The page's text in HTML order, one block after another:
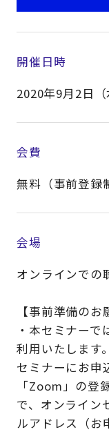
開催日時
2020年9月2日
会費
無料（事前登録
会場
オンラインでの
【事前準備のお
・本セミナー
利用いたします。
セミナーにお申
「Zoom」の登
で、オンライン
ルアドレス（お